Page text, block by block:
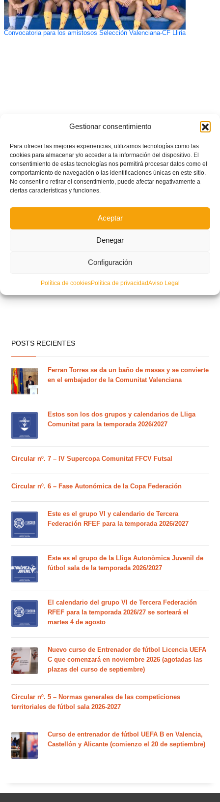
Gestionar consentimiento
Para ofrecer las mejores experiencias, utilizamos tecnologías como las
cookies para almacenar y/o acceder a la información del dispositivo. El
consentimiento de estas tecnologías nos permitirá procesar datos como el
comportamiento de navegación o las identificaciones únicas en este sitio.
No consentir o retirar el consentimiento, puede afectar negativamente a
ciertas características y funciones.
Aceptar
Denegar
Configuración
Política de cookiesPolítica de privacidadAviso Legal
Convocatoria para los amistosos Selección Valenciana-CF Lliria
POSTS RECIENTES
Ferran Torres se da un baño de masas y se convierte
en el embajador de la Comunitat Valenciana
Estos son los dos grupos y calendarios de Lliga
Comunitat para la temporada 2026/2027
Circular nº. 7 – IV Supercopa Comunitat FFCV Futsal
Circular nº. 6 – Fase Autonómica de la Copa Federación
Este es el grupo VI y calendario de Tercera
Federación RFEF para la temporada 2026/2027
Este es el grupo de la Lliga Autonòmica Juvenil de
fútbol sala de la temporada 2026/2027
El calendario del grupo VI de Tercera Federación
RFEF para la temporada 2026/27 se sorteará el
martes 4 de agosto
Nuevo curso de Entrenador de fútbol Licencia UEFA
C que comenzará en noviembre 2026 (agotadas las
plazas del curso de septiembre)
Circular nº. 5 – Normas generales de las competiciones
territoriales de fútbol sala 2026-2027
Curso de entrenador de fútbol UEFA B en Valencia,
Castellón y Alicante (comienzo el 20 de septiembre)